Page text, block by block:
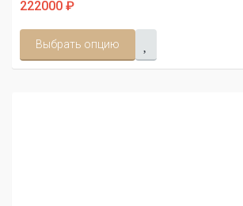
222000 ₽
Выбрать опцию